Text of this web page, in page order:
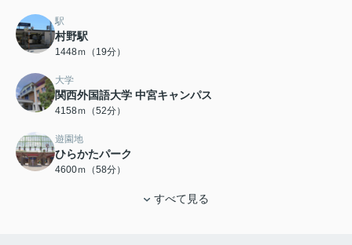
駅
村野駅
1448ｍ（19分）
大学
関西外国語大学 中宮キャンパス
4158ｍ（52分）
遊園地
ひらかたパーク
4600ｍ（58分）
すべて見る